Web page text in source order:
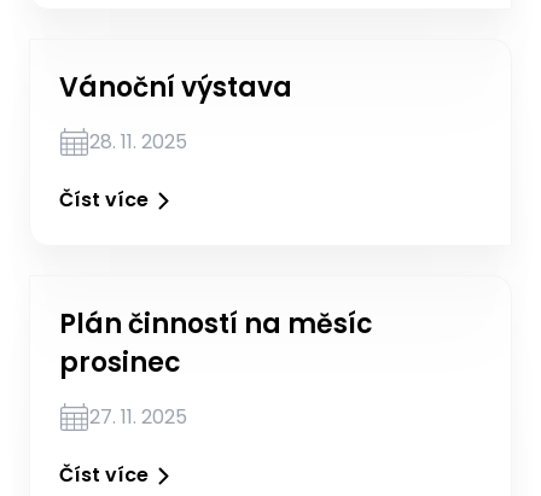
Vánoční výstava
28. 11. 2025
Číst více
Plán činností na měsíc
prosinec
27. 11. 2025
Číst více